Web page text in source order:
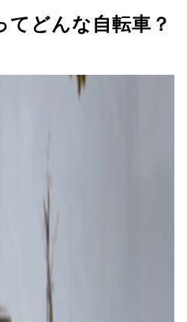
てどんな自転車？